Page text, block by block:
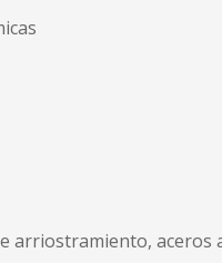
arriostramiento,